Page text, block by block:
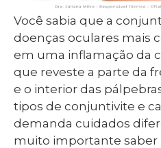
Você sabia que a
doenças oculares mais
em uma inflamação da
que reveste a parte da
e o interior das
tipos de conjuntivite e
demanda cuidados
muito importante saber